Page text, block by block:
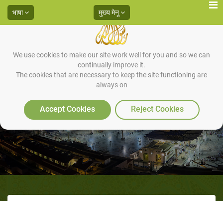
We use cookies to make our site work well for you and so we can
continually improve it.
The cookies that are necessary to keep the site functioning are
always on
Accept Cookies Reject Cookies
भाषा मुख्य मेनू
The glory of AZAN